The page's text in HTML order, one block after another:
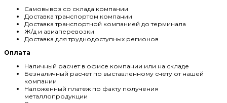
Самовывоз со склада компании
Доставка транспортом компании
Доставка транспортной компанией до терминала
Ж/д и авиаперевозки
Доставка для труднодоступных регионов
Оплата
Наличный расчет в офисе компании или на складе
Безналичный расчет по выставленному счету от нашей
компании
Наложенный платеж по факту получения
металлопродукции